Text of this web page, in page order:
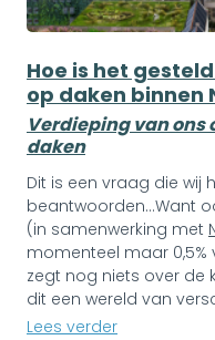
Hoe is het
op daken binnen
Verdieping van ons
daken
Dit is een vraag die wij
beantwoorden...Want
(in samenwerking met
momenteel maar
zegt nog niets over de
dit een wereld van
Lees verder